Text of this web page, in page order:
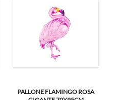
PALLONE FLAMINGO ROSA